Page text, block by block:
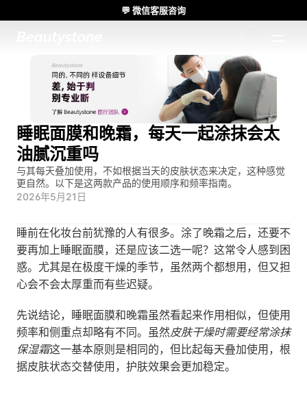
睡眠面膜和晚霜，每天一起涂抹会太
油腻沉重吗
与其每天叠加使用，不如根据当天的皮肤状态来决定，这种感觉
更自然。以下是这两款产品的使用顺序和频率指南。
2026年5月21日
睡前在化妆台前犹豫的人有很多。涂了晚霜之后，还要不
要再加上睡眠面膜，还是应该二选一呢？这常令人感到困
惑。尤其是在极度干燥的季节，虽然两个都想用，但又担
心会不会太厚重而有些迟疑。
先说结论，睡眠面膜和晚霜虽然看起来作用相似，但使用
频率和侧重点却略有不同。虽然皮肤干燥时需要经常涂抹
保湿霜这一基本原则是相同的，但比起每天叠加使用，根
据皮肤状态交替使用，护肤效果会更加稳定。
💬 微信客服咨询
🌸 Beautystone诊所出席 Meditox 曼谷 Cadaver workshop 🌸